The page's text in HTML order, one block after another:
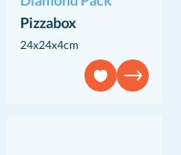
Pizzabox
24x24x4cm